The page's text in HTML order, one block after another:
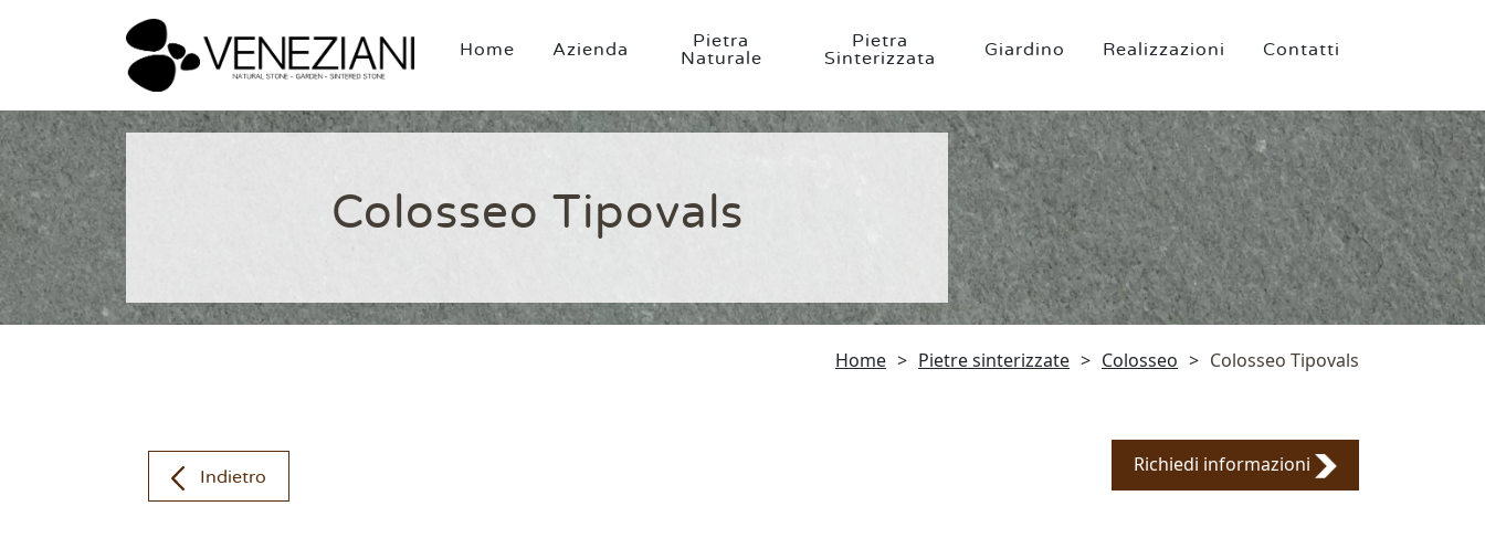
Home Azienda
Pietra
Naturale
Pietra
Sinterizzata
Giardino Realizzazioni Contatti
Colosseo Tipovals
Home > Pietre sinterizzate > Colosseo > Colosseo Tipovals
Indietro
Richiedi informazioni